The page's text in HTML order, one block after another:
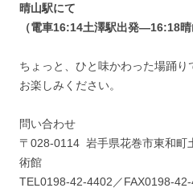
晴山駅にて
（電車16:14土澤駅出発—16:18晴
ちょっと、ひと味かわった場踊り
お楽しみください。
問い合わせ
〒028-0114 岩手県花巻市東和
術館
TEL0198-42-4402／FAX0198-